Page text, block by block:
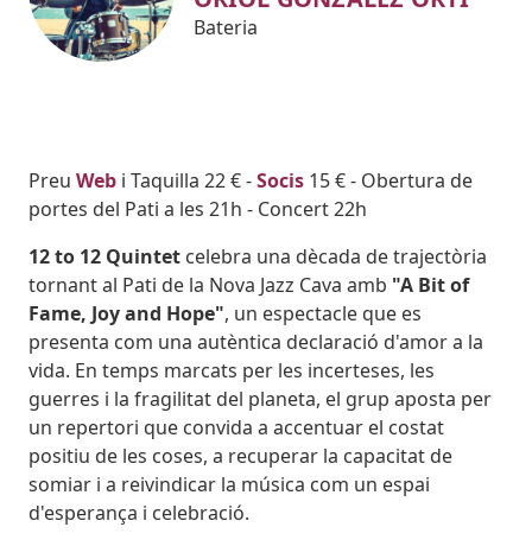
Bateria
Body
Preu Web i Taquilla 22 € -Socis 15 € - Obertura de
portes del Pati a les 21h - Concert 22h
12 to 12 Quintet celebra una dècada de trajectòria
tornant al Pati de la Nova Jazz Cava amb "A Bit of
Fame, Joy and Hope", un espectacle que es
presenta com una autèntica declaració d'amor a la
vida. En temps marcats per les incerteses, les
guerres i la fragilitat del planeta, el grup aposta per
un repertori que convida a accentuar el costat
positiu de les coses, a recuperar la capacitat de
somiar i a reivindicar la música com un espai
d'esperança i celebració.